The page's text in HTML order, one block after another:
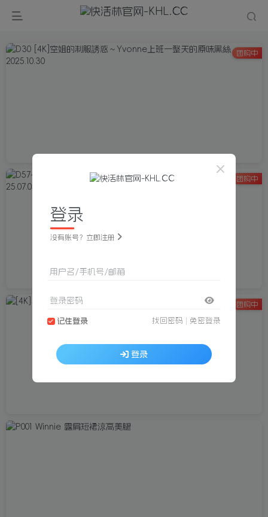
团购中
团购中
团购中
登录
没有账号？立即注册
用户名/手机号/邮箱
登录密码
记住登录 找回密码 免密登录
登录